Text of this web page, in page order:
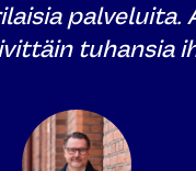
palveluita.
tuhansia